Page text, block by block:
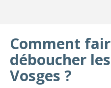
Comment
déboucher
Vosges ?